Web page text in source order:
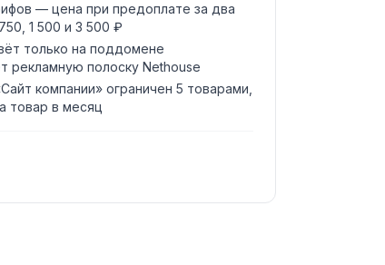
— цена при предоплате за два
1 500 и 3 500 ₽
только на поддомене
рекламную полоску Nethouse
компании» ограничен 5 товарами,
товар в месяц